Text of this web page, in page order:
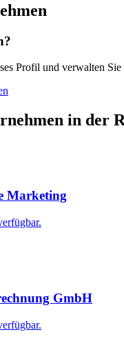
Profil und verwalten
in der
Marketing
GmbH